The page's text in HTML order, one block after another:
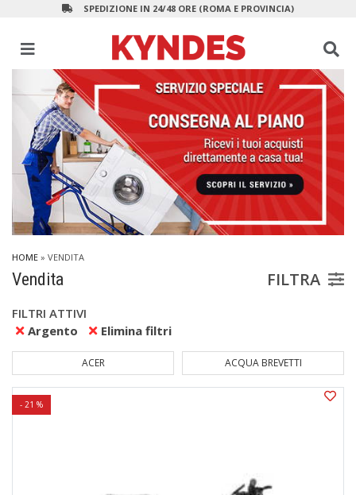
SPEDIZIONE IN 24/48 ORE (ROMA E PROVINCIA)
HOME » VENDITA
Vendita FILTRA
FILTRI ATTIVI
Argento
Elimina filtri
ACER ACQUA BREVETTI
- 21 %